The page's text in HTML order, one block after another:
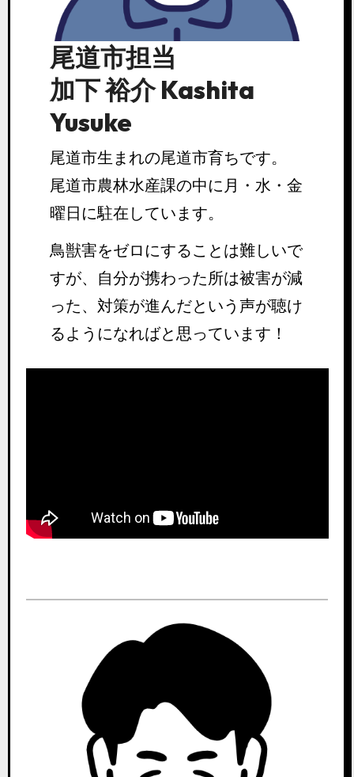
尾道市担当
加下 裕介 Kashita
Yusuke
尾道市生まれの尾道市育ちです。
尾道市農林水産課の中に月・水・金
曜日に駐在しています。
鳥獣害をゼロにすることは難しいで
すが、自分が携わった所は被害が減
った、対策が進んだという声が聴け
るようになればと思っています！